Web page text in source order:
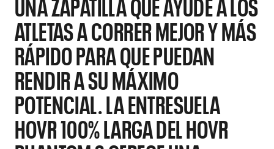
ATLETAS A CORRER MEJOR Y MÁS
RÁPIDO PARA QUE PUEDAN
RENDIR A SU MÁXIMO
POTENCIAL. LA ENTRESUELA
HOVR 100% LARGA DEL HOVR